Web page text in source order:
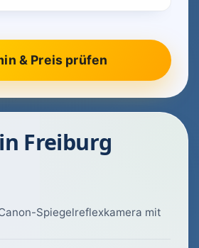
Freiburg
Spiegelreflexkamera mit